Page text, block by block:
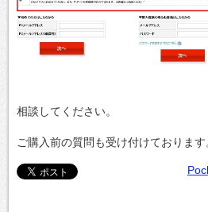
相談してください。
ご購入前の質問も受け付けております